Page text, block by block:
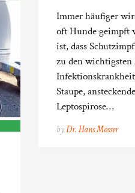
Immer häufiger
oft Hunde geimpft
ist, dass
zu den
Staupe,
Leptospirose…
byDr. Hans Mosser